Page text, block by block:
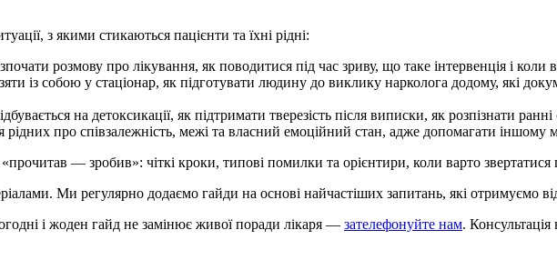
з якими стикаються пацієнти та їхні рідні:
розмову про лікування, як поводитися під час зриву, що таке інтервенція і
із собою у стаціонар, як підготувати людину до виклику нарколога додому, які
на детоксикації, як підтримати тверезість після виписки, як розпізнати
рідних про співзалежність, межі та власний емоційний стан, адже допомагати іншому
— зробив»: чіткі кроки, типові помилки та орієнтири, коли варто
Ми регулярно додаємо гайди на основі найчастіших запитань, які отримуємо
і жоден гайд не замінює живої поради лікаря — зателефонуйте нам.